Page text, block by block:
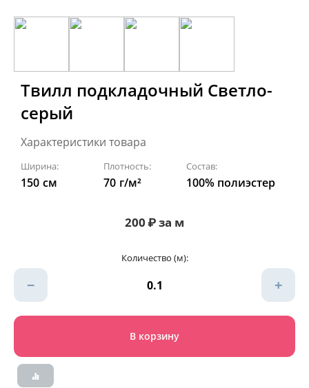
Твилл подкладочный Светло-
серый
Характеристики товара
Ширина:
150 см
Плотность:
70 г/м²
Состав:
100% полиэстер
200₽за м
Количество (м):
− +
В корзину